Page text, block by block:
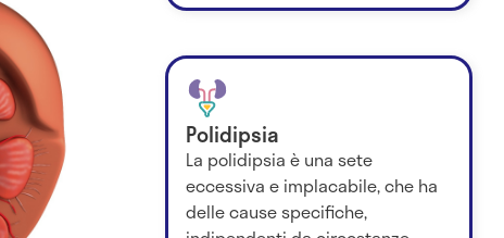
Polidipsia
La polidipsia è una sete
eccessiva e implacabile, che ha
delle cause specifiche,